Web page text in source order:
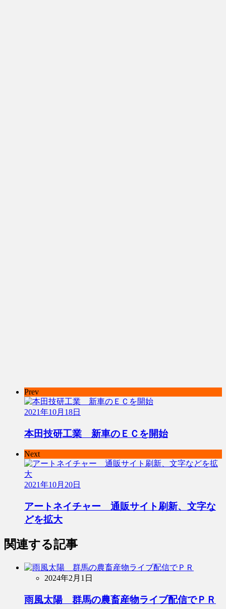
Prev
2021年10月18日
本田技研工業 新車のＥＣを開始
Next
2021年10月20日
アートネイチャー 通販サイト刷新、文字な
どを拡大
関連する記事
2024年2月1日
雨風太陽 群馬の農畜産物ライブ配信でＰＲ